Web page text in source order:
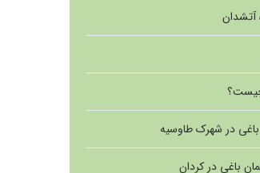
آتشدان
باغی در شهرک طاوسیه
باغی در کردان